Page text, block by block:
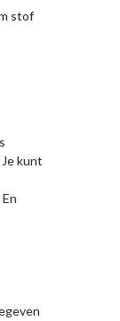
stof
kunt